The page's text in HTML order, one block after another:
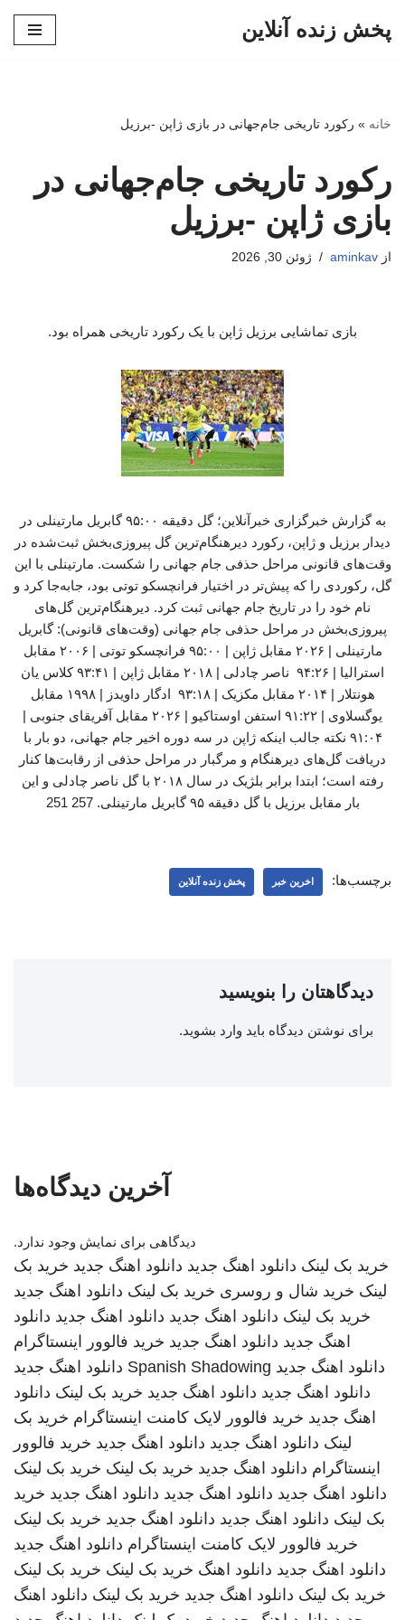
پخش زنده آنلاین
خانه » رکورد تاریخی جام‌جهانی در بازی ژاپن -برزیل
رکورد تاریخی جام‌جهانی در
بازی ژاپن -برزیل
از aminkav ژوئن 30, 2026
بازی تماشایی برزیل ژاپن با یک رکورد تاریخی همراه بود.
به گزارش خبرگزاری خبرآنلاین؛ گل دقیقه ۹۵:۰۰ گابریل مارتینلی در
دیدار برزیل و ژاپن، رکورد دیرهنگام‌ترین گل پیروزی‌بخش ثبت‌شده در
وقت‌های قانونی مراحل حذفی جام جهانی را شکست. مارتینلی با این
گل، رکوردی را که پیش‌تر در اختیار فرانچسکو توتی بود، جابه‌جا کرد و
نام خود را در تاریخ جام جهانی ثبت کرد. دیرهنگام‌ترین گل‌های
پیروزی‌بخش در مراحل حذفی جام جهانی (وقت‌های قانونی): گابریل
مارتینلی | ۲۰۲۶ مقابل ژاپن | ۹۵:۰۰ فرانچسکو توتی | ۲۰۰۶ مقابل
استرالیا | ۹۴:۲۶ ناصر چادلی | ۲۰۱۸ مقابل ژاپن | ۹۳:۴۱ کلاس یان
هونتلار | ۲۰۱۴ مقابل مکزیک | ۹۳:۱۸ ادگار داویدز | ۱۹۹۸ مقابل
یوگسلاوی | ۹۱:۲۲ استفن اوستاکیو | ۲۰۲۶ مقابل آفریقای جنوبی |
۹۱:۰۴ نکته جالب اینکه ژاپن در سه دوره اخیر جام جهانی، دو بار با
دریافت گل‌های دیرهنگام و مرگبار در مراحل حذفی از رقابت‌ها کنار
رفته است؛ ابتدا برابر بلژیک در سال ۲۰۱۸ با گل ناصر چادلی و این
بار مقابل برزیل با گل دقیقه ۹۵ گابریل مارتینلی. 257 251
برچسب‌ها: اخرین خبر پخش زنده آنلاین
دیدگاهتان را بنویسید
برای نوشتن دیدگاه باید وارد بشوید.
آخرین دیدگاه‌ها
دیدگاهی برای نمایش وجود ندارد.
خرید بک لینک دانلود اهنگ جدید دانلود اهنگ جدید خرید بک
لینک خرید شال و روسری خرید بک لینک دانلود اهنگ جدید
خرید بک لینک دانلود اهنگ جدید دانلود اهنگ جدید دانلود
اهنگ جدید دانلود اهنگ جدید خرید فالوور اینستاگرام
دانلود اهنگ جدید Spanish Shadowing دانلود اهنگ جدید
دانلود اهنگ جدید دانلود اهنگ جدید خرید بک لینک دانلود
اهنگ جدید خرید فالوور لایک کامنت اینستاگرام خرید بک
لینک دانلود اهنگ جدید دانلود اهنگ جدید خرید فالوور
اینستاگرام دانلود اهنگ جدید خرید بک لینک خرید بک لینک
دانلود اهنگ جدید دانلود اهنگ جدید دانلود اهنگ جدید خرید
بک لینک دانلود اهنگ جدید دانلود اهنگ جدید خرید بک لینک
خرید فالوور لایک کامنت اینستاگرام دانلود اهنگ جدید
دانلود اهنگ جدید دانلود اهنگ خرید بک لینک خرید بک لینک
خرید بک لینک دانلود اهنگ جدید خرید بک لینک دانلود اهنگ